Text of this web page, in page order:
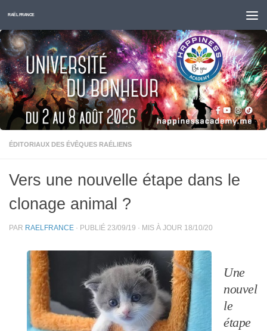
Skip to content
RAËL FRANCE
ÉDITORIAUX DES ÉVÊQUES RAÉLIENS
Vers une nouvelle étape dans le
clonage animal ?
PAR RAELFRANCE · PUBLIÉ 23/09/19 · MIS À JOUR 18/10/20
Une
nouvel
le
étape